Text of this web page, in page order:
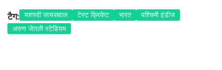
टैग: यशस्वी जायसवाल टेस्ट क्रिकेट भारत
पश्चिमी इंडीज
अरुण जेतली स्टेडियम